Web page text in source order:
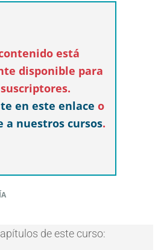
está
disponible para
en este enlace o
a nuestros cursos.
de este curso: